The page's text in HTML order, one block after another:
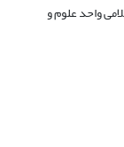
واحد علوم و